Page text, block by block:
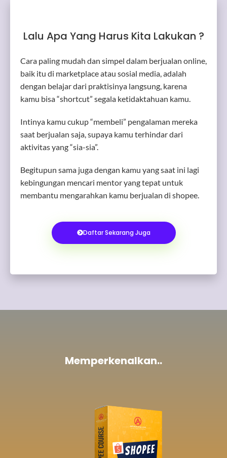
Lalu Apa Yang Harus Kita Lakukan ?
Cara paling mudah dan simpel dalam berjualan online,
baik itu di marketplace atau sosial media, adalah
dengan belajar dari praktisinya langsung, karena
kamu bisa “shortcut” segala ketidaktahuan kamu.
Intinya kamu cukup “membeli” pengalaman mereka
saat berjualan saja, supaya kamu terhindar dari
aktivitas yang “sia-sia”.
Begitupun sama juga dengan kamu yang saat ini lagi
kebingungan mencari mentor yang tepat untuk
membantu mengarahkan kamu berjualan di shopee.
Daftar Sekarang Juga
Memperkenalkan..